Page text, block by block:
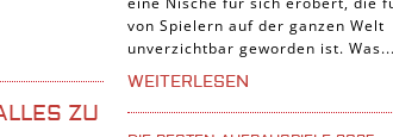
ZU
von Spielern auf der ganzen Welt
unverzichtbar geworden ist. Was...
WEITERLESEN